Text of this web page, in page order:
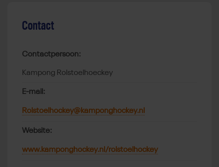
Contact
Contactpersoon:
Kampong Rolstoelhoeckey
E-mail:
Rolstoelhockey@kamponghockey.nl
Website:
www.kamponghockey.nl/rolstoelhockey